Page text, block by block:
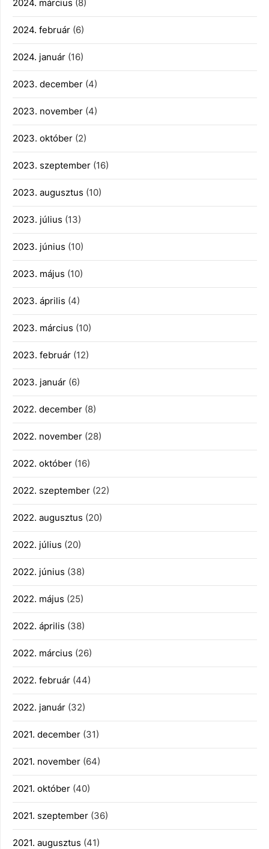
2024. március (8)
2024. február (6)
2024. január (16)
2023. december (4)
2023. november (4)
2023. október (2)
2023. szeptember (16)
2023. augusztus (10)
2023. július (13)
2023. június (10)
2023. május (10)
2023. április (4)
2023. március (10)
2023. február (12)
2023. január (6)
2022. december (8)
2022. november (28)
2022. október (16)
2022. szeptember (22)
2022. augusztus (20)
2022. július (20)
2022. június (38)
2022. május (25)
2022. április (38)
2022. március (26)
2022. február (44)
2022. január (32)
2021. december (31)
2021. november (64)
2021. október (40)
2021. szeptember (36)
2021. augusztus (41)